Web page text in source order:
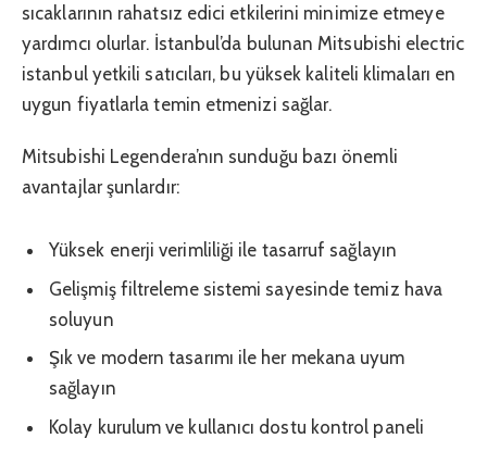
sıcaklarının rahatsız edici etkilerini minimize etmeye
yardımcı olurlar. İstanbul’da bulunan Mitsubishi electric
istanbul yetkili satıcıları, bu yüksek kaliteli klimaları en
uygun fiyatlarla temin etmenizi sağlar.
Mitsubishi Legendera’nın sunduğu bazı önemli
avantajlar şunlardır:
Yüksek enerji verimliliği ile tasarruf sağlayın
Gelişmiş filtreleme sistemi sayesinde temiz hava
soluyun
Şık ve modern tasarımı ile her mekana uyum
sağlayın
Kolay kurulum ve kullanıcı dostu kontrol paneli